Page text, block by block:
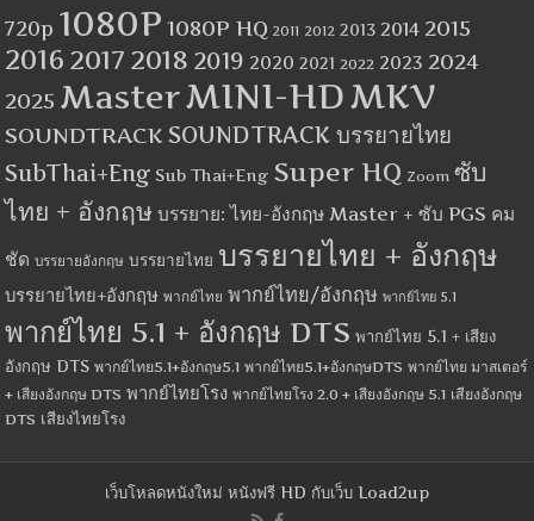
720p 1080P 1080P HQ 2011 2012 2013 2014 2015
2016 2017 2018 2019 2020 2021 2022 2023 2024
2025 MasterMINI-HDMKV
SOUNDTRACK SOUNDTRACK บรรยายไทย
SubThai+Eng Sub Thai+Eng Super HQ Zoom ซับ
ไทย + อังกฤษ บรรยาย: ไทย-อังกฤษ Master + ซับ PGS คม
ชัด บรรยายอังกฤษ บรรยายไทย บรรยายไทย + อังกฤษ
บรรยายไทย+อังกฤษ พากย์ไทย พากย์ไทย/อังกฤษ พากย์ไทย 5.1
พากย์ไทย 5.1 + อังกฤษ DTS พากย์ไทย 5.1 + เสียง
อังกฤษ DTS พากย์ไทย5.1+อังกฤษ5.1 พากย์ไทย5.1+อังกฤษDTS พากย์ไทย มาสเตอร์
+ เสียงอังกฤษ DTS พากย์ไทยโรง พากย์ไทยโรง 2.0 + เสียงอังกฤษ 5.1 เสียงอังกฤษ
DTS เสียงไทยโรง
เว็บโหลดหนังใหม่ หนังฟรี HD กับเว็บ Load2up